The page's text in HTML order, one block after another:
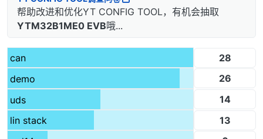
帮助改进和优化YT CONFIG TOOL，有机会抽取
YTM32B1ME0 EVB哦...
can
28
demo
26
uds
14
lin stack
13